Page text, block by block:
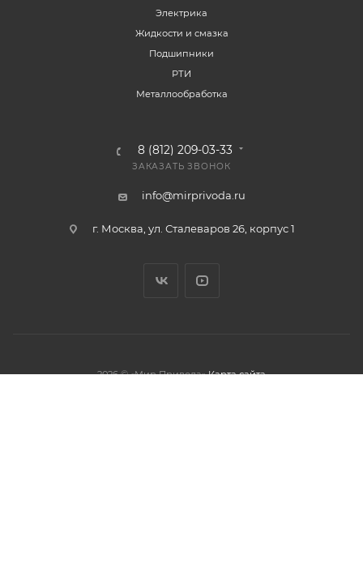
Электрика
Жидкости и смазка
Подшипники
РТИ
Металлообработка
8 (812) 209-03-33
ЗАКАЗАТЬ ЗВОНОК
info@mirprivoda.ru
г. Москва, ул. Сталеваров 26, корпус 1
2026 © «Мир Привода» Карта сайта